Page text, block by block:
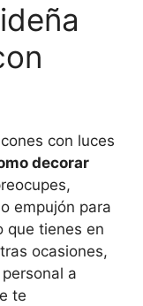
decorar
empujón para
que tienes en
ocasiones,
a
te